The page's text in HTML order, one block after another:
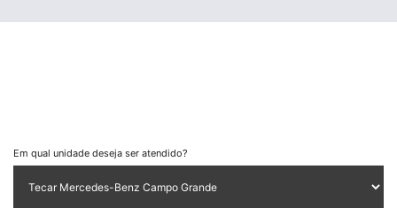
Em qual unidade deseja ser atendido?